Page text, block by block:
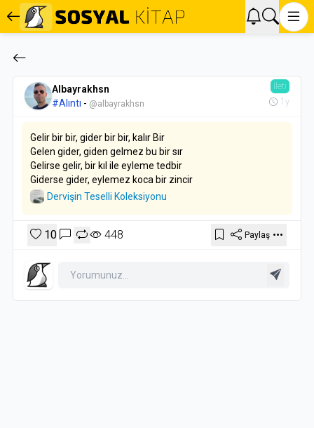
Albayrakhsn
#Alıntı - @albayrakhsn
İleti
1y
Gelir bir bir, gider bir bir, kalır Bir
Gelen gider, giden gelmez bu bir sır
Gelirse gelir, bir kıl ile eyleme tedbir
Giderse gider, eylemez koca bir zincir
Dervişin Teselli Koleksiyonu
10 448 Paylaş